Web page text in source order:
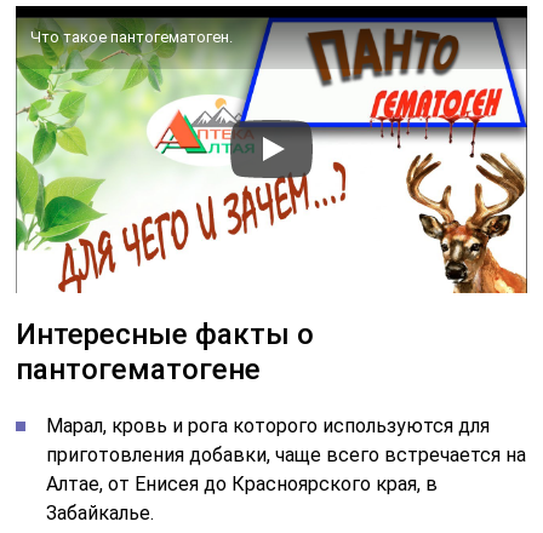
Что такое пантогематоген.
Интересные факты о
пантогематогене
Марал, кровь и рога которого используются для
приготовления добавки, чаще всего встречается на
Алтае, от Енисея до Красноярского края, в
Забайкалье.